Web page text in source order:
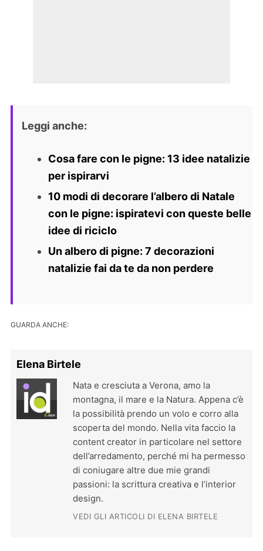
Leggi anche:
Cosa fare con le pigne: 13 idee natalizie
per ispirarvi
10 modi di decorare l’albero di Natale
con le pigne: ispiratevi con queste belle
idee di riciclo
Un albero di pigne: 7 decorazioni
natalizie fai da te da non perdere
GUARDA ANCHE:
Elena Birtele
Nata e cresciuta a Verona, amo la
montagna, il mare e la Natura. Appena c’è
la possibilità prendo un volo e corro alla
scoperta del mondo. Nella vita faccio la
content creator in particolare nel settore
dell’arredamento, perché mi ha permesso
di coniugare altre due mie grandi
passioni: la scrittura creativa e l’interior
design.
VEDI GLI ARTICOLI DI ELENA BIRTELE